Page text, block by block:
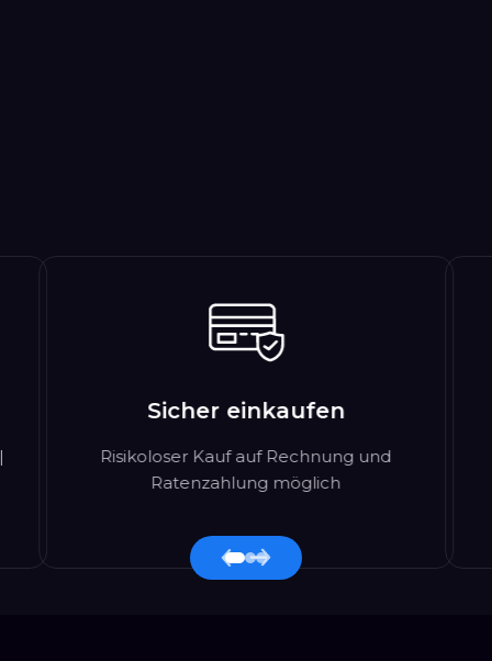
Sicher einkaufen
Risikoloser Kauf auf Rechnung und
Ratenzahlung möglich